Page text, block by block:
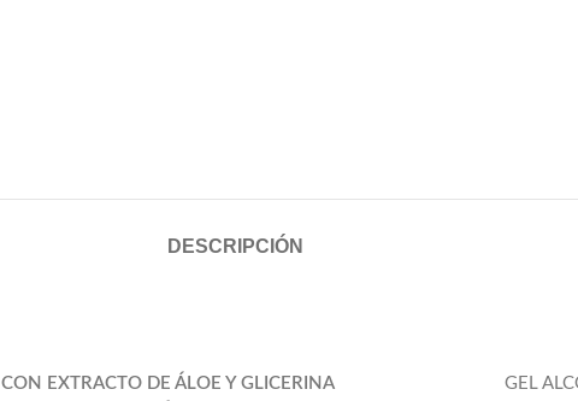
DESCRIPCIÓN
CON EXTRACTO DE ÁLOE Y GLICERINA
GEL